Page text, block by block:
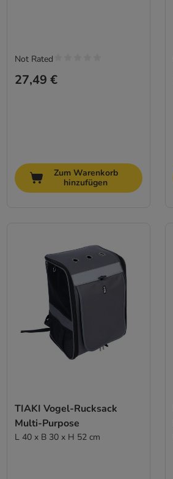
27,49 €
Not Rated
Zum Warenkorb
hinzufügen
TIAKI Vogel-Rucksack
Multi-Purpose
L 40 x B 30 x H 52 cm